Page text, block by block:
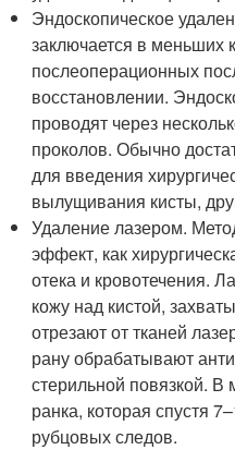
Эндоскопическое
заключается в меньших
послеоперационных
восстановлении.
проводят через
проколов. Обычно
для введения
вылущивания кисты,
Удаление лазером.
эффект, как
отека и кровотечения.
кожу над кистой,
отрезают от тканей
рану обрабатывают
стерильной повязкой. В
ранка, которая спустя
рубцовых следов.